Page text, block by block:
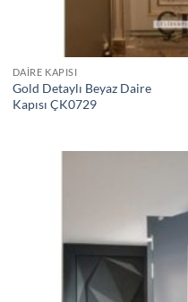
DAIRE KAPISI
Gold Detaylı Beyaz Daire
Kapısı ÇK0729